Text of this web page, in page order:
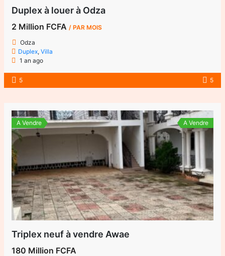
Duplex à louer à Odza
2 Million FCFA / PAR MOIS
Odza
Duplex,Villa
1 an ago
5 5
A Vendre A Vendre
Triplex neuf à vendre Awae
180 Million FCFA